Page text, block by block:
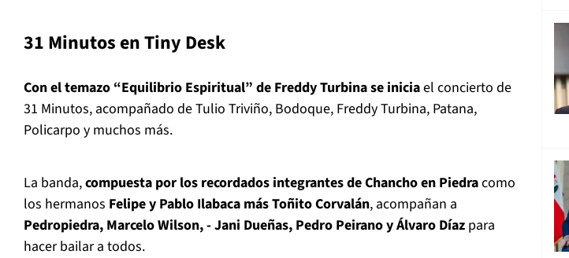
31 Minutos en Tiny Desk
Con el temazo “Equilibrio Espiritual” de Freddy Turbina se iniciael concierto de
31 Minutos, acompañado de Tulio Triviño, Bodoque, Freddy Turbina, Patana,
Policarpo y muchos más.
La banda,compuesta por los recordados integrantes de Chancho en Piedracomo
los hermanos Felipe y Pablo Ilabaca más Toñito Corvalán, acompañan a
Pedropiedra, Marcelo Wilson, - Jani Dueñas, Pedro Peirano y Álvaro Díaz para
hacer bailar a todos.